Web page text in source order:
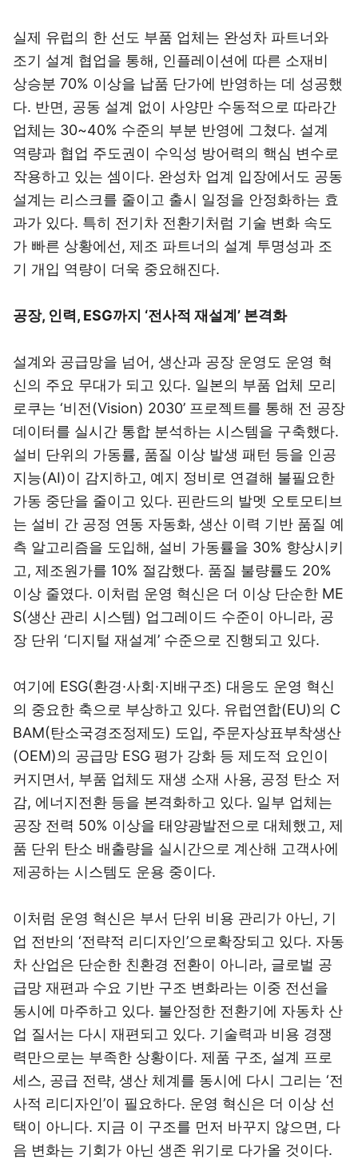
실제 유럽의 한 선도 부품 업체는 완성차 파트너와
조기 설계 협업을 통해, 인플레이션에 따른 소재비
상승분 70% 이상을 납품 단가에 반영하는 데 성공했
다. 반면, 공동 설계 없이 사양만 수동적으로 따라간
업체는 30~40% 수준의 부분 반영에 그쳤다. 설계
역량과 협업 주도권이 수익성 방어력의 핵심 변수로
작용하고 있는 셈이다. 완성차 업계 입장에서도 공동
설계는 리스크를 줄이고 출시 일정을 안정화하는 효
과가 있다. 특히 전기차 전환기처럼 기술 변화 속도
가 빠른 상황에선, 제조 파트너의 설계 투명성과 조
기 개입 역량이 더욱 중요해진다.
공장, 인력, ESG까지 ‘전사적 재설계’ 본격화
설계와 공급망을 넘어, 생산과 공장 운영도 운영 혁
신의 주요 무대가 되고 있다. 일본의 부품 업체 모리
로쿠는 ‘비전(Vision) 2030’ 프로젝트를 통해 전 공장
데이터를 실시간 통합 분석하는 시스템을 구축했다.
설비 단위의 가동률, 품질 이상 발생 패턴 등을 인공
지능(AI)이 감지하고, 예지 정비로 연결해 불필요한
가동 중단을 줄이고 있다. 핀란드의 발멧 오토모티브
는 설비 간 공정 연동 자동화, 생산 이력 기반 품질 예
측 알고리즘을 도입해, 설비 가동률을 30% 향상시키
고, 제조원가를 10% 절감했다. 품질 불량률도 20%
이상 줄였다. 이처럼 운영 혁신은 더 이상 단순한 ME
S(생산 관리 시스템) 업그레이드 수준이 아니라, 공
장 단위 ‘디지털 재설계’ 수준으로 진행되고 있다.
여기에 ESG(환경·사회·지배구조) 대응도 운영 혁신
의 중요한 축으로 부상하고 있다. 유럽연합(EU)의 C
BAM(탄소국경조정제도) 도입, 주문자상표부착생산
(OEM)의 공급망 ESG 평가 강화 등 제도적 요인이
커지면서, 부품 업체도 재생 소재 사용, 공정 탄소 저
감, 에너지전환 등을 본격화하고 있다. 일부 업체는
공장 전력 50% 이상을 태양광발전으로 대체했고, 제
품 단위 탄소 배출량을 실시간으로 계산해 고객사에
제공하는 시스템도 운용 중이다.
이처럼 운영 혁신은 부서 단위 비용 관리가 아닌, 기
업 전반의 ‘전략적 리디자인’으로확장되고 있다. 자동
차 산업은 단순한 친환경 전환이 아니라, 글로벌 공
급망 재편과 수요 기반 구조 변화라는 이중 전선을
동시에 마주하고 있다. 불안정한 전환기에 자동차 산
업 질서는 다시 재편되고 있다. 기술력과 비용 경쟁
력만으로는 부족한 상황이다. 제품 구조, 설계 프로
세스, 공급 전략, 생산 체계를 동시에 다시 그리는 ‘전
사적 리디자인’이 필요하다. 운영 혁신은 더 이상 선
택이 아니다. 지금 이 구조를 먼저 바꾸지 않으면, 다
음 변화는 기회가 아닌 생존 위기로 다가올 것이다.